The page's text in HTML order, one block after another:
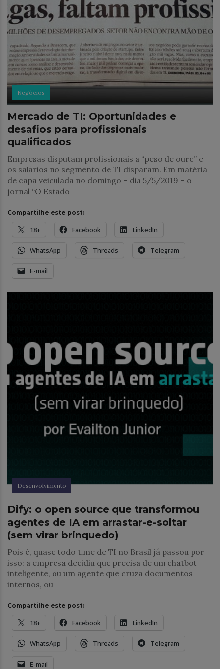
Negócios
Mercado de TI: Oportunidades e
desafios para profissionais
qualificados
Empresas disputam profissionais a “peso de ouro” e
os salários no segmento de TI disparam. Em matéria
de capa veiculada no domingo – dia 5/5/2019 – o
jornal “O Estado
Compartilhe este post:
18+ Facebook LinkedIn
WhatsApp Threads Telegram
E-mail
Desenvolvimento
Dify: o open source que transformou
agentes de IA em arrastar-e-soltar
(sem virar brinquedo)
Pois é, quase todo time de TI no Brasil já passou por
isso: a empresa decidiu que precisa de um chatbot
inteligente, ou um agente que cruza documentos
internos, ou
Compartilhe este post:
18+ Facebook LinkedIn
WhatsApp Threads Telegram
E-mail